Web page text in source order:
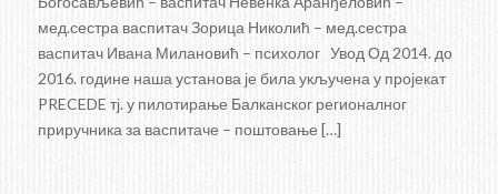
мед.сестра васпитач Зорица Николић – мед.сестра
васпитач Ивана Милановић – психолог Увод Од 2014. до
2016. године наша установа је била укључена у пројекат
PRECEDE тј. у пилотирање Балканског регионалног
приручника за васпитаче – поштовање […]